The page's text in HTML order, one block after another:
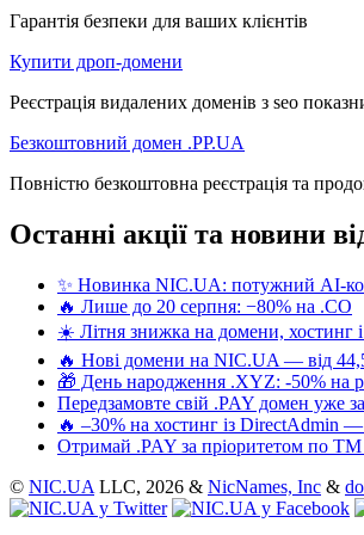
Гарантія безпеки для ваших клієнтів
Купити дроп-домени
Реєстрація видалених доменів з seo
Безкоштовний домен .PP.UA
Повністю безкоштовна реєстрація та
Останні акції та новини
✨ Новинка NIC.UA: потужний AI-
🔥 Лише до 20 серпня: −80% на .CO
☀️ Літня знижка на домени, хостинг
🔥 Нові домени на NIC.UA — від
🎁 День народження .XYZ: -50% на
Передзамовте свій .PAY домен уже
🔥 –30% на хостинг із DirectAdmin
Отримай .PAY за пріоритетом по ТМ
© NIC.UA LLC, 2026 & NicNames, Inc &